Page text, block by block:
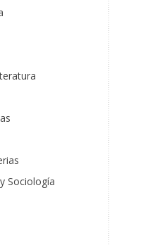
Sociología